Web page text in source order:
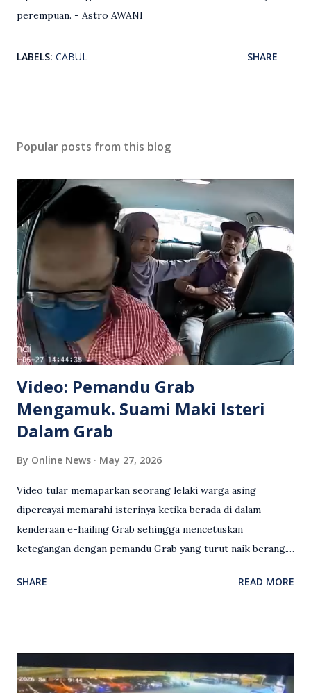
perempuan. - Astro AWANI
LABELS: CABUL SHARE
Popular posts from this blog
Video: Pemandu Grab
Mengamuk. Suami Maki Isteri
Dalam Grab
By Online News May 27, 2026
Video tular memaparkan seorang lelaki warga asing
dipercayai memarahi isterinya ketika berada di dalam
kenderaan e-hailing Grab sehingga mencetuskan
ketegangan dengan pemandu Grab yang turut naik berang.
antara seorang lelaki warga asing dengan pemandu Grab
Grab bertindak mempertahankan wanita terbabit sebelum
berlaku pertikaman lidah antara kedua-dua pihak. Video
SHARE READ MORE